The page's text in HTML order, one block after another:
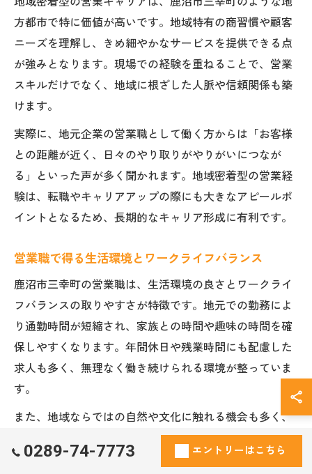
方都市で特に価値が高いです。地域特有の商習慣や顧客
ニーズを理解し、きめ細やかなサービスを提供できる点
が強みとなります。現場での経験を重ねることで、営業
スキルだけでなく、地域に根ざした人脈や信頼関係も築
けます。
実際に、地元企業の営業職として働く方からは「お客様
との距離が近く、日々のやり取りがやりがいにつなが
る」といった声が多く聞かれます。地域密着型の営業経
験は、転職やキャリアアップの際にも大きなアピールポ
イントとなるため、長期的なキャリア形成に有利です。
営業職で得る生活環境とワークライフバランス
鹿沼市三幸町の営業職は、生活環境の良さとワークライ
フバランスの取りやすさが特徴です。地元での勤務によ
り通勤時間が短縮され、家族との時間や趣味の時間を確
保しやすくなります。年間休日や残業時間にも配慮した
求人も多く、無理なく働き続けられる環境が整っていま
す。
また、地域ならではの自然や文化に触れる機会も多く、
心身ともにリフレッシュしながら働ける点も魅力です。
営業職は繁忙期や目標達成時に負担がかかることもあり
0289-74-7773 エントリーはこちら